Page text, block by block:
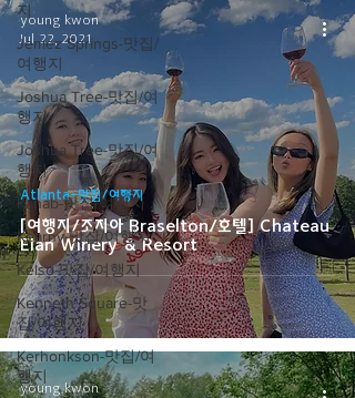
지
Jemez Springs-맛집/
여행지
Joshua Tree-맛집/여
행지
Joshua Tree-맛집/여
행지
Kanab-맛집/여행지
Kearny-맛집/여행지
Kelso-맛집/여행지
Kenneth Square-맛
집/여행지
Kerhonkson-맛집/여
행지
[여행지/조지아 Braselton/호텔] Chateau
Elan Winery & Resort
Atlanta-맛집/여행지
young kwon
Jul 22, 2021
young kwon